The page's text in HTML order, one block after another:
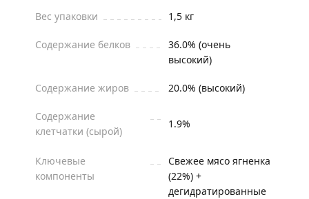
Вес упаковки 1,5 кг
Содержание белков
36.0% (очень
высокий)
Содержание жиров 20.0% (высокий)
Содержание
клетчатки (сырой)
1.9%
Ключевые
компоненты
Свежее мясо ягненка
(22%) +
дегидратированные